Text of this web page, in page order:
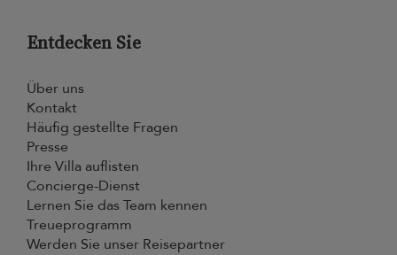
Entdecken Sie
Über uns
Kontakt
Häufig gestellte Fragen
Presse
Ihre Villa auflisten
Concierge-Dienst
Lernen Sie das Team kennen
Treueprogramm
Werden Sie unser Reisepartner